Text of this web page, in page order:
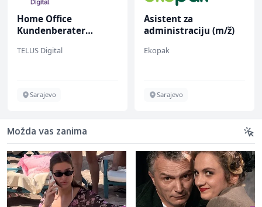
Home Office
Kundenberater
renommiertes
TELUS Digital
Sarajevo
Asistent za
administraciju (m/ž)
Ekopak
Sarajevo
Možda vas zanima